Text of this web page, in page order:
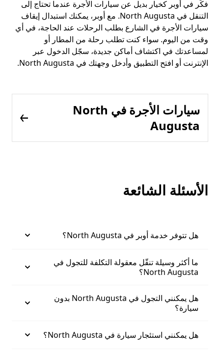
فكّر في أوبر كخيار بديل عن سيارات الأجرة عندما تحتاج إلى
التنقل في North Augusta. مع أوبر، يمكنك استبدال إيقاف
سيارات الأجرة في الشارع بطلب الرحلات عند الحاجة، في أي
وقت من اليوم. سواء كنت تطلب رحلة من المطار أو
لمساعدتك في اكتشاف أماكن جديدة، سجّل الدخول عبر
الإنترنت أو افتح التطبيق وأدخل وجهتك في North Augusta.
سيارات الأجرة في North
Augusta
الأسئلة الشائعة
هل تتوفر خدمة أوبر في North Augusta؟
ما أكثر وسيلة تنقّل معقولة التكلفة للتجول في
North Augusta؟
هل يمكنني التجول في North Augusta بدون
سيارة؟
هل يمكنني استئجار سيارة في North Augusta؟